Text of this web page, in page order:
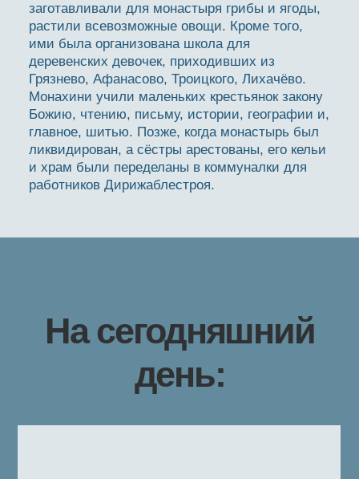
заготавливали для монастыря грибы и ягоды,
растили всевозможные овощи. Кроме того,
ими была организована школа для
деревенских девочек, приходивших из
Грязнево, Афанасово, Троицкого, Лихачёво.
Монахини учили маленьких крестьянок закону
Божию, чтению, письму, истории, географии и,
главное, шитью. Позже, когда монастырь был
ликвидирован, а сёстры арестованы, его кельи
и храм были переделаны в коммуналки для
работников Дирижаблестроя.
На сегодняшний
день: